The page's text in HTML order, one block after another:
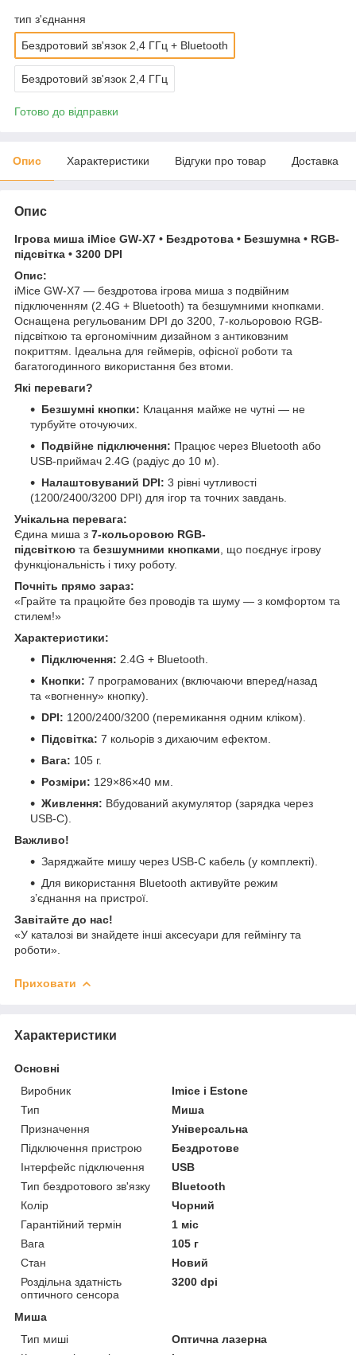
тип з'єднання
Бездротовий зв'язок 2,4 ГГц + Bluetooth
Бездротовий зв'язок 2,4 ГГц
Готово до відправки
Опис Характеристики Відгуки про товар Доставка
Опис
Ігрова миша iMice GW-X7 • Бездротова • Безшумна • RGB-
підсвітка • 3200 DPI
Опис:
iMice GW-X7 — бездротова ігрова миша з подвійним
підключенням (2.4G + Bluetooth) та безшумними кнопками.
Оснащена регульованим DPI до 3200, 7-кольоровою RGB-
підсвіткою та ергономічним дизайном з антиковзним
покриттям. Ідеальна для геймерів, офісної роботи та
багатогодинного використання без втоми.
Які переваги?
Безшумні кнопки: Клацання майже не чутні — не
турбуйте оточуючих.
Подвійне підключення: Працює через Bluetooth або
USB-приймач 2.4G (радіус до 10 м).
Налаштовуваний DPI: 3 рівні чутливості
(1200/2400/3200 DPI) для ігор та точних завдань.
Унікальна перевага:
Єдина миша з 7-кольоровою RGB-
підсвіткою та безшумними кнопками , що поєднує ігрову
функціональність і тиху роботу.
Почніть прямо зараз:
«Грайте та працюйте без проводів та шуму — з комфортом та
стилем!»
Характеристики:
Підключення: 2.4G + Bluetooth.
Кнопки: 7 програмованих (включаючи вперед/назад
та «вогненну» кнопку).
DPI: 1200/2400/3200 (перемикання одним кліком).
Підсвітка: 7 кольорів з дихаючим ефектом.
Вага: 105 г.
Розміри: 129×86×40 мм.
Живлення: Вбудований акумулятор (зарядка через
USB-C).
Важливо!
Заряджайте мишу через USB-C кабель (у комплекті).
Для використання Bluetooth активуйте режим
з’єднання на пристрої.
Завітайте до нас!
«У каталозі ви знайдете інші аксесуари для геймінгу та
роботи».
Приховати
Характеристики
Основні
Виробник
Imice і Estone
Тип
Миша
Призначення
Універсальна
Підключення пристрою
Бездротове
Інтерфейс підключення
USB
Тип бездротового зв'язку
Bluetooth
Колір
Чорний
Гарантійний термін
1 міс
Вага
105 г
Стан
Новий
Роздільна здатність
оптичного сенсора
3200 dpi
Миша
Тип миші
Оптична лазерна